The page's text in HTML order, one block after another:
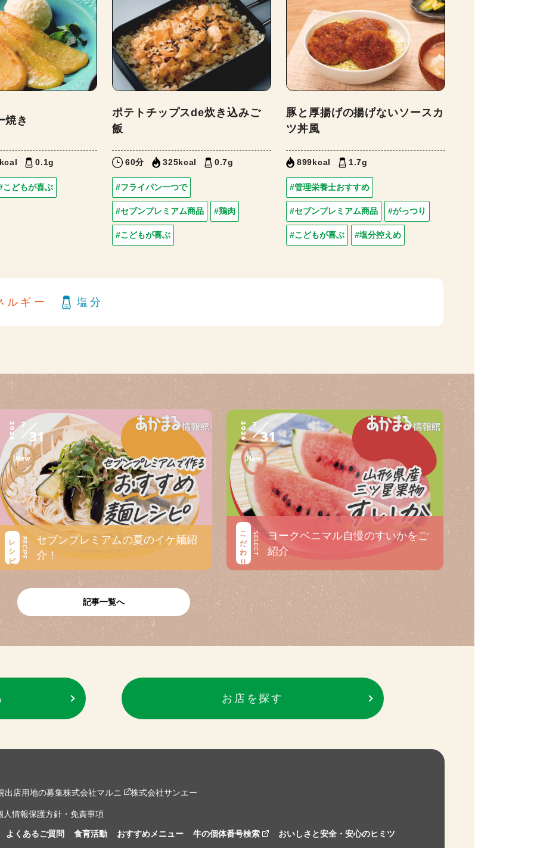
焼き
0.1g
こどもが喜ぶ
ポテトチップスde炊き込みご
飯
60分 325kcal 0.7g
#フライパン一つで
#セブンプレミアム商品 #鶏肉
#こどもが喜ぶ
豚と厚揚げの揚げないソースカ
ツ丼風
899kcal 1.7g
#管理栄養士おすすめ
#セブンプレミアム商品 #がっつり
#こどもが喜ぶ #塩分控えめ
ルギー 塩分
2026 7
31
レシピ RECIPE
セブンプレミアムの夏のイケ麺紹
介！
2026 7
31
こだわり SELECT
ヨークベニマル自慢のすいかをご
紹介
記事一覧へ
お店を探す
出店用地の募集株式会社マルニ 株式会社サンエー
人情報保護方針・免責事項
よくあるご質問 食育活動 おすすめメニュー 牛の個体番号検索 おいしさと安全・安心のヒミツ